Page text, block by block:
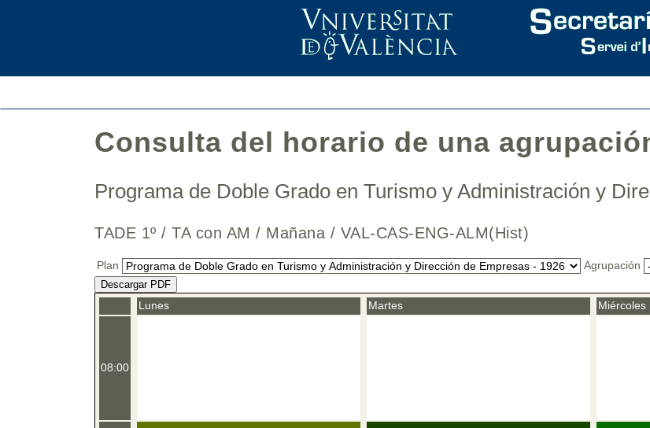
Consulta del horario de una
Programa de Doble Grado en Turismo y Administración y
TADE 1º / TA con AM / Mañana / VAL-CAS-ENG-ALM(Hist)
Plan Agrupación
Descargar PDF
08:00
Lunes Martes Miércoles